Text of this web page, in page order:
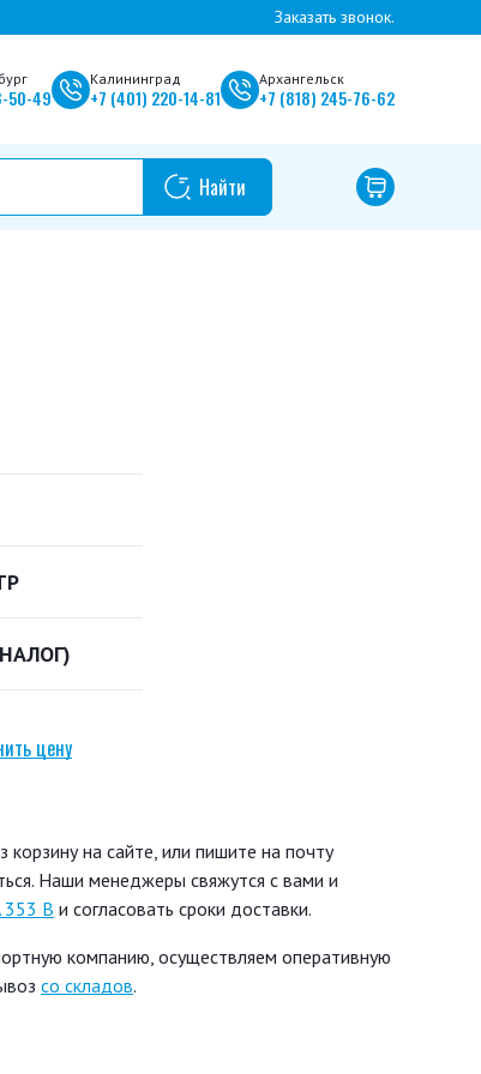
Заказать звонок.
50-49
Калининград
+7 (401) 220-14-81
Архангельск
+7 (818) 245-76-62
цену
на сайте, или пишите на почту
Наши менеджеры свяжутся с вами и
353 B и согласовать сроки доставки.
компанию, осуществляем оперативную
со складов.